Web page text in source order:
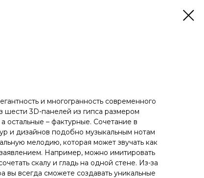
и многогранность современного
шести 3D-панелей из гипса размером
остальные – фактурные. Сочетание в
и дизайнов подобно музыкальным нотам
мелодию, которая может звучать как
Например, можно имитировать
скалу и гладь на одной стене. Из-за
вы всегда сможете создавать уникальные